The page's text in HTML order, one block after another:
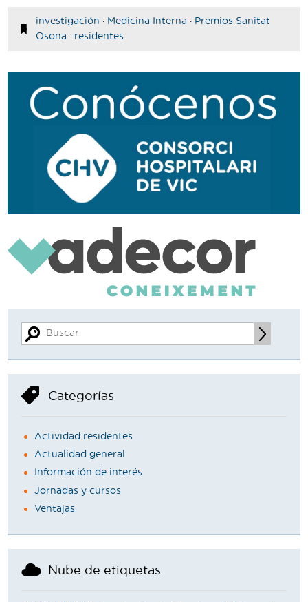
investigación · Medicina Interna · Premios Sanitat
Osona · residentes
Categorías
Actividad residentes
Actualidad general
Información de interés
Jornadas y cursos
Ventajas
Nube de etiquetas